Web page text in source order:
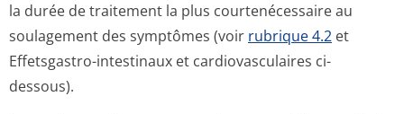
la durée de traitement la plus courtenécessaire au
soulagement des symptômes (voir rubrique 4.2 et
Effetsgastro-intestinaux et cardiovasculaires ci-
dessous).